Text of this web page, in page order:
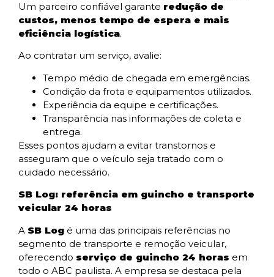
Um parceiro confiável garante redução de
custos, menos tempo de espera e mais
eficiência logística.
Ao contratar um serviço, avalie:
Tempo médio de chegada em emergências.
Condição da frota e equipamentos utilizados.
Experiência da equipe e certificações.
Transparência nas informações de coleta e
entrega.
Esses pontos ajudam a evitar transtornos e
asseguram que o veículo seja tratado com o
cuidado necessário.
SB Log: referência em guincho e transporte
veicular 24 horas
A SB Log é uma das principais referências no
segmento de transporte e remoção veicular,
oferecendo serviço de guincho 24 horas em
todo o ABC paulista. A empresa se destaca pela